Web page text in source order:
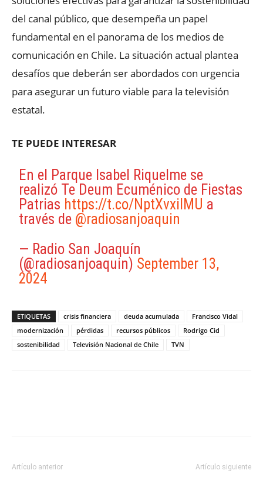
del canal público, que desempeña un papel
fundamental en el panorama de los medios de
comunicación en Chile. La situación actual plantea
desafíos que deberán ser abordados con urgencia
para asegurar un futuro viable para la televisión
estatal.
TE PUEDE INTERESAR
En el Parque Isabel Riquelme se
realizó Te Deum Ecuménico de Fiestas
Patrias https://t.co/NptXvxilMU a
través de @radiosanjoaquin
— Radio San Joaquín
(@radiosanjoaquin) September 13,
2024
ETIQUETAS crisis financiera deuda acumulada
Francisco Vidal
modernización
pérdidas recursos públicos
Rodrigo Cid
sostenibilidad
Televisión Nacional de Chile TVN
Artículo anterior Artículo siguiente